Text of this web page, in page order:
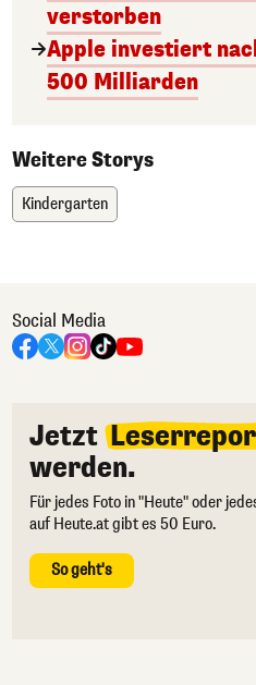
verstorben
Apple investiert
500 Milliarden
Weitere Storys
Kindergarten
Social Media
Jetzt
werden.
Für jedes Foto in "Heute" oder
auf Heute.at gibt es 50 Euro.
So geht's